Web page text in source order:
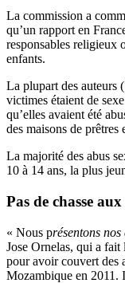
La commission a
qu’un rapport en
responsables religieux
enfants.
La plupart des auteurs
victimes étaient de
qu’elles avaient été
des maisons de
La majorité des abus
10 à 14 ans, la plus
Pas de chasse
« Nous présentons nos
Jose Ornelas, qui a fait
pour avoir couvert des
Mozambique en 2011.